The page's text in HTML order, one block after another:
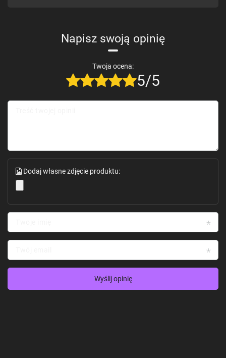
Specyfikacja techniczna
przełącznika WiFi Meross
Łączność: WiFi 2.4 GHz
Wymiary: 86 x 86 x 35 mm
Materiały: Tworzywo ABS, szklana powierzchnia dotykowa
Napisz swoją opinię
Twoja ocena:
5/5
Dodaj własne zdjęcie produktu:
Wyślij opinię